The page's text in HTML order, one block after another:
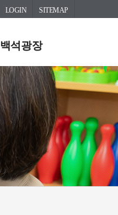
LOGIN SITEMAP
백석광장